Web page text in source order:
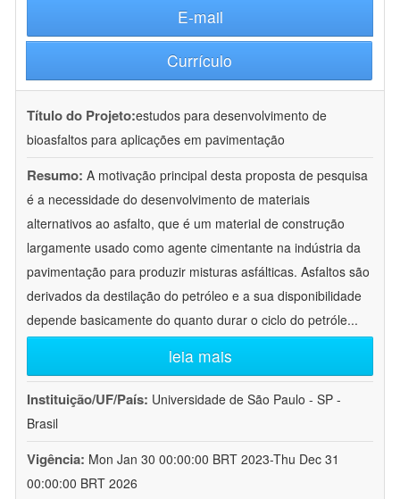
E-mail
Currículo
Título do Projeto:estudos para desenvolvimento de
bioasfaltos para aplicações em pavimentação
Resumo: A motivação principal desta proposta de pesquisa
é a necessidade do desenvolvimento de materiais
alternativos ao asfalto, que é um material de construção
largamente usado como agente cimentante na indústria da
pavimentação para produzir misturas asfálticas. Asfaltos são
derivados da destilação do petróleo e a sua disponibilidade
depende basicamente do quanto durar o ciclo do petróle...
leia mais
Instituição/UF/País: Universidade de São Paulo - SP -
Brasil
Vigência: Mon Jan 30 00:00:00 BRT 2023-Thu Dec 31
00:00:00 BRT 2026